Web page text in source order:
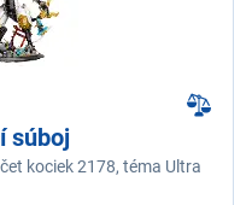
súboj
kociek 2178, téma Ultra